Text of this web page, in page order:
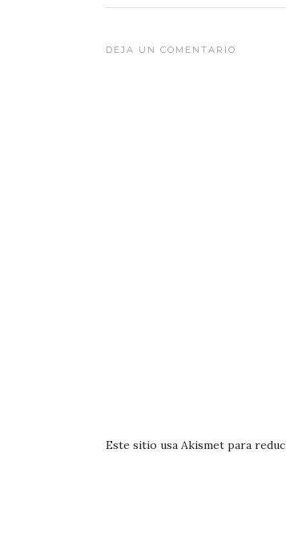
DEJA UN COMENTARIO
Este sitio usa Akismet para